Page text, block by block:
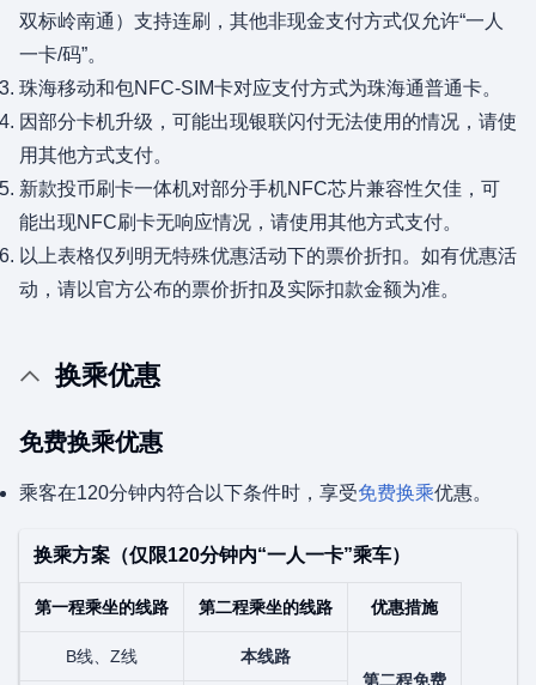
双标岭南通）支持连刷，其他非现金支付方式仅允许“一人
一卡/码”。
珠海移动和包NFC-SIM卡对应支付方式为珠海通普通卡。
因部分卡机升级，可能出现银联闪付无法使用的情况，请使
用其他方式支付。
新款投币刷卡一体机对部分手机NFC芯片兼容性欠佳，可
能出现NFC刷卡无响应情况，请使用其他方式支付。
以上表格仅列明无特殊优惠活动下的票价折扣。如有优惠活
动，请以官方公布的票价折扣及实际扣款金额为准。
换乘优惠
免费换乘优惠
乘客在120分钟内符合以下条件时，享受免费换乘优惠。
换乘方案（仅限120分钟内“一人一卡”乘车）
第一程乘坐的线路 第二程乘坐的线路 优惠措施
B线、Z线
本线路
第二程免费